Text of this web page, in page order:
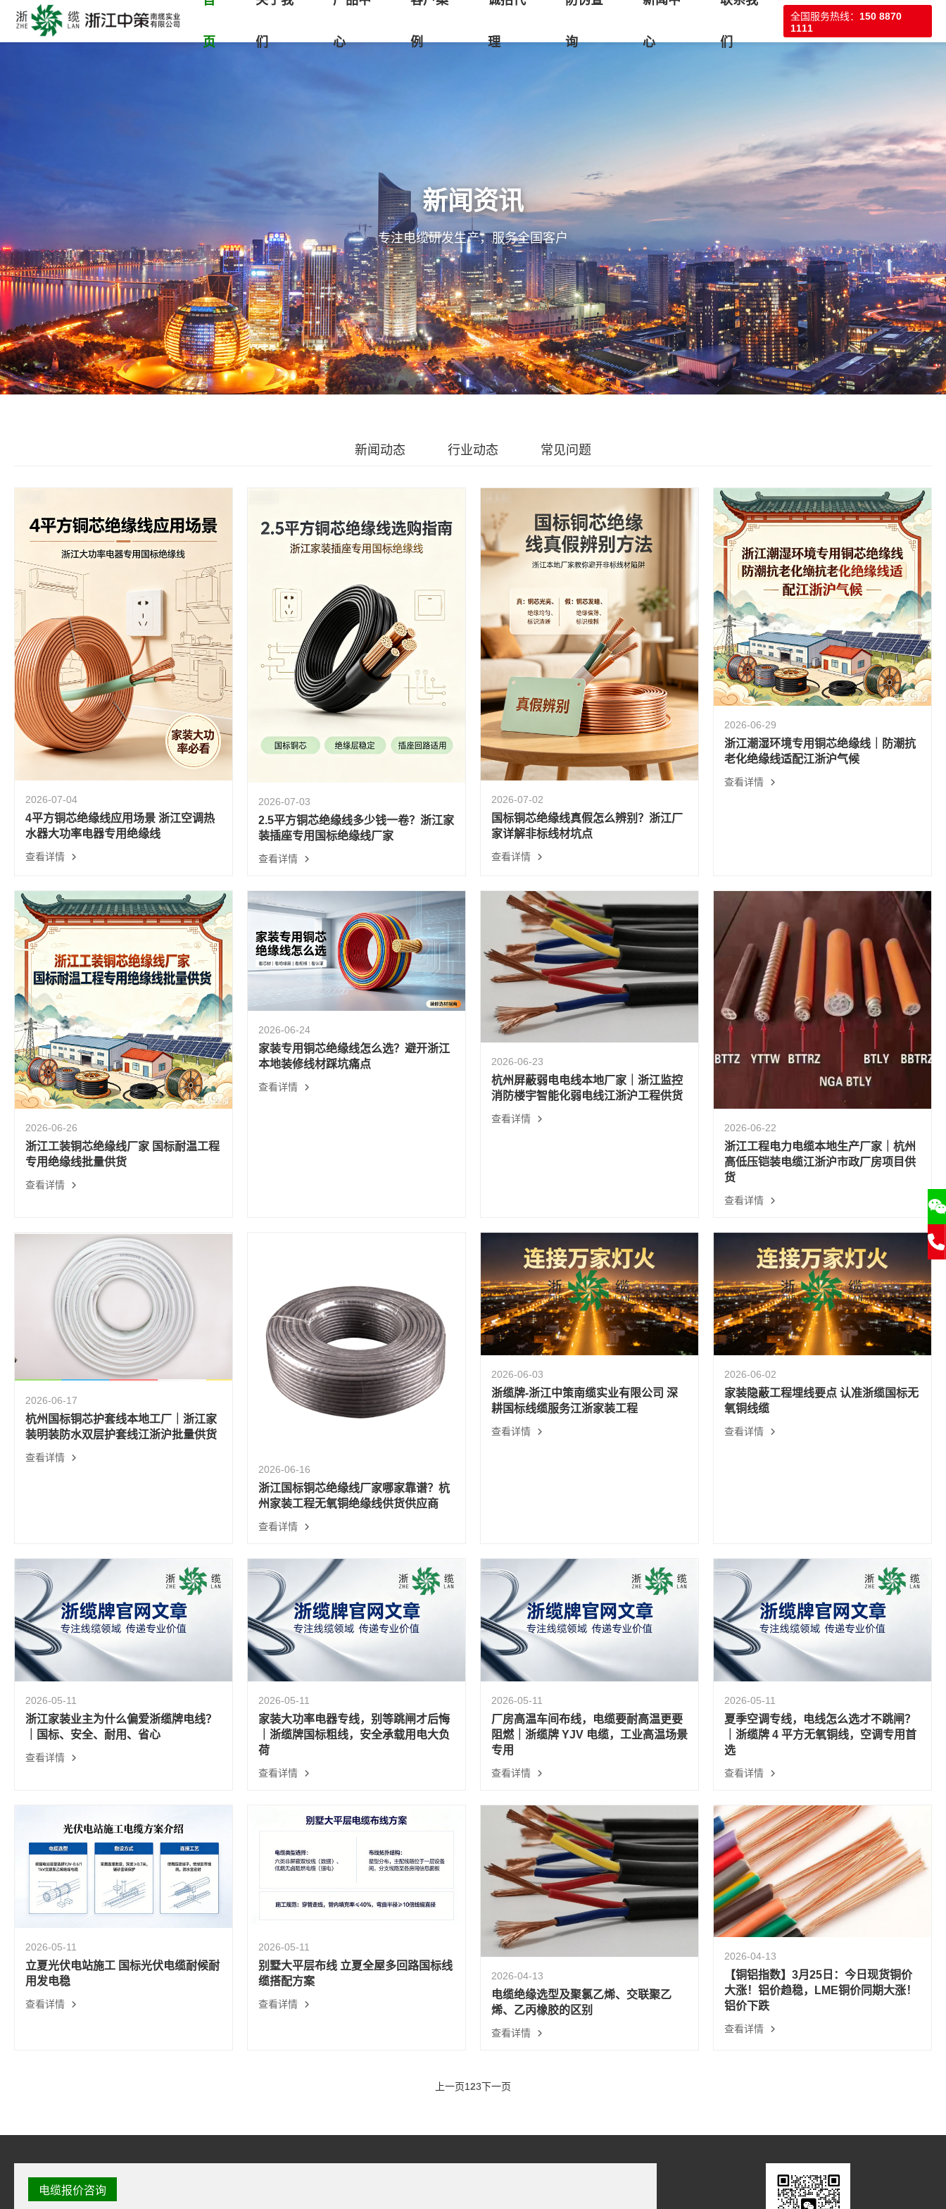
页 们 心 例 理 询 心 们
全国服务热线： 150 8870
1111
新闻资讯
专注电缆研发生产，服务全国客户
新闻动态 行业动态 常见问题
2026-07-04
4平方铜芯绝缘线应用场景 浙江空调热
水器大功率电器专用绝缘线
查看详情
2026-07-03
2.5平方铜芯绝缘线多少钱一卷？浙江家
装插座专用国标绝缘线厂家
查看详情
2026-07-02
国标铜芯绝缘线真假怎么辨别？浙江厂
家详解非标线材坑点
查看详情
2026-06-29
浙江潮湿环境专用铜芯绝缘线｜防潮抗
老化绝缘线适配江浙沪气候
查看详情
2026-06-26
浙江工装铜芯绝缘线厂家 国标耐温工程
专用绝缘线批量供货
查看详情
2026-06-24
家装专用铜芯绝缘线怎么选？避开浙江
本地装修线材踩坑痛点
查看详情
2026-06-23
杭州屏蔽弱电电线本地厂家｜浙江监控
消防楼宇智能化弱电线江浙沪工程供货
查看详情
2026-06-22
浙江工程电力电缆本地生产厂家｜杭州
高低压铠装电缆江浙沪市政厂房项目供
货
查看详情
2026-06-17
杭州国标铜芯护套线本地工厂｜浙江家
装明装防水双层护套线江浙沪批量供货
查看详情
2026-06-16
浙江国标铜芯绝缘线厂家哪家靠谱？杭
州家装工程无氧铜绝缘线供货供应商
查看详情
2026-06-03
浙缆牌-浙江中策南缆实业有限公司 深
耕国标线缆服务江浙家装工程
查看详情
2026-06-02
家装隐蔽工程埋线要点 认准浙缆国标无
氧铜线缆
查看详情
2026-05-11
浙江家装业主为什么偏爱浙缆牌电线？
｜国标、安全、耐用、省心
查看详情
2026-05-11
家装大功率电器专线，别等跳闸才后悔
｜浙缆牌国标粗线，安全承载用电大负
荷
查看详情
2026-05-11
厂房高温车间布线，电缆要耐高温更要
阻燃｜浙缆牌 YJV 电缆，工业高温场景
专用
查看详情
2026-05-11
夏季空调专线，电线怎么选才不跳闸？
｜浙缆牌 4 平方无氧铜线，空调专用首
选
查看详情
2026-05-11
立夏光伏电站施工 国标光伏电缆耐候耐
用发电稳
查看详情
2026-05-11
别墅大平层布线 立夏全屋多回路国标线
缆搭配方案
查看详情
2026-04-13
电缆绝缘选型及聚氯乙烯、交联聚乙
烯、乙丙橡胶的区别
查看详情
2026-04-13
【铜铝指数】3月25日：今日现货铜价
大涨！铝价趋稳，LME铜价同期大涨！
铝价下跌
查看详情
上一页123下一页
电缆报价咨询